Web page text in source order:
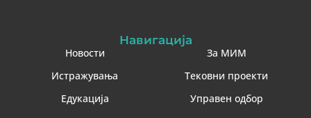
Навигација
Новости
Истражувања
Едукација
За МИМ
Тековни проекти
Управен одбор